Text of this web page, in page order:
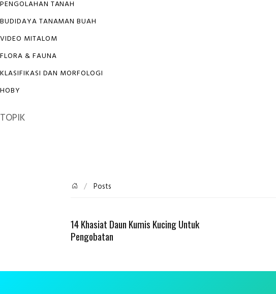
PENGOLAHAN TANAH
BUDIDAYA TANAMAN BUAH
VIDEO MITALOM
FLORA & FAUNA
KLASIFIKASI DAN MORFOLOGI
HOBY
TOPIK
Posts
14 Khasiat Daun Kumis Kucing Untuk
Pengobatan